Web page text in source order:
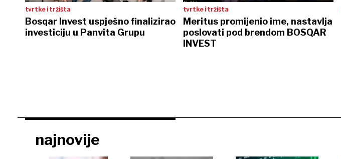
tvrtke i tržišta
Bosqar Invest uspješno finalizirao
investiciju u Panvita Grupu
tvrtke i tržišta
Meritus promijenio ime, nastavlja
poslovati pod brendom BOSQAR
INVEST
najnovije